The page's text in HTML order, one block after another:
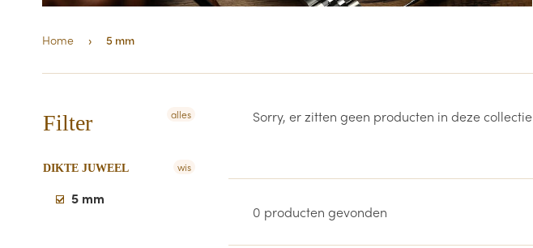
Home › 5 mm
Filter alles
DIKTE JUWEEL
5 mm
wis
Sorry, er zitten geen producten in deze collectie
0 producten gevonden